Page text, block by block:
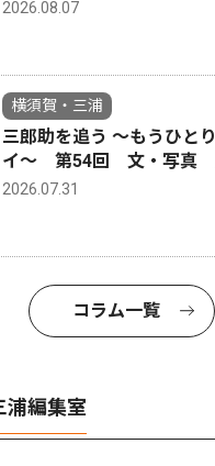
2026.08.07
横須賀・三浦
三郎助を追う 〜もうひと
イ〜 第54回 文・写真
2026.07.31
コラム一覧
浦編集室